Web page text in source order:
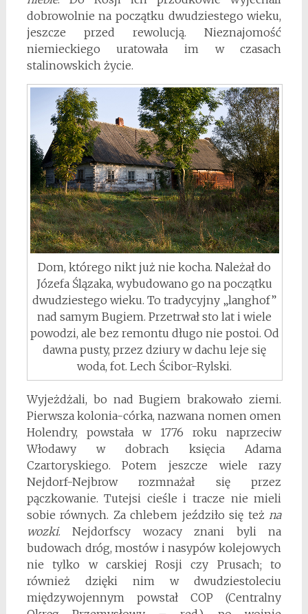
dobrowolnie na początku dwudziestego wieku,
jeszcze przed rewolucją. Nieznajomość
niemieckiego uratowała im w czasach
stalinowskich życie.
Dom, którego nikt już nie kocha. Należał do
Józefa Ślązaka, wybudowano go na początku
dwudziestego wieku. To tradycyjny „langhof”
nad samym Bugiem. Przetrwał sto lat i wiele
powodzi, ale bez remontu długo nie postoi. Od
dawna pusty, przez dziury w dachu leje się
woda, fot. Lech Ścibor-Rylski.
Wyjeżdżali, bo nad Bugiem brakowało ziemi.
Pierwsza kolonia-córka, nazwana nomen omen
Holendry, powstała w 1776 roku naprzeciw
Włodawy w dobrach księcia Adama
Czartoryskiego. Potem jeszcze wiele razy
Nejdorf-Nejbrow rozmnażał się przez
pączkowanie. Tutejsi cieśle i tracze nie mieli
sobie równych. Za chlebem jeździło się też na
wozki. Nejdorfscy wozacy znani byli na
budowach dróg, mostów i nasypów kolejowych
nie tylko w carskiej Rosji czy Prusach; to
również dzięki nim w dwudziestoleciu
międzywojennym powstał COP (Centralny